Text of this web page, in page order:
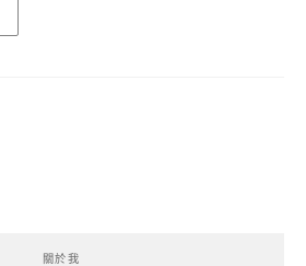
關於我